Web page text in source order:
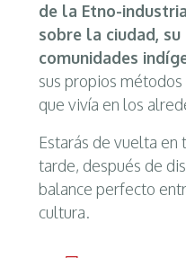
de la Etno-
sobre la ciudad,
comunidades
sus propios
que vivía en los
Estarás de vuelta en
tarde, después de
balance perfecto
cultura.